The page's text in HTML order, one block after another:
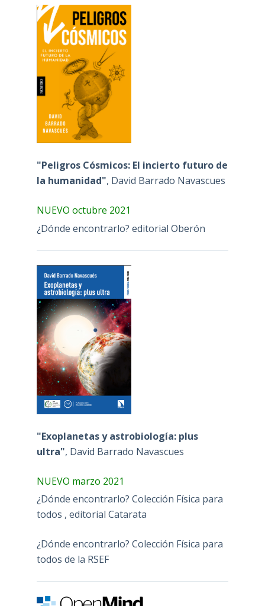
"Peligros Cósmicos: El incierto futuro de
la humanidad", David Barrado Navascues
NUEVO octubre 2021
¿Dónde encontrarlo? editorial Oberón
"Exoplanetas y astrobiología: plus
ultra", David Barrado Navascues
NUEVO marzo 2021
¿Dónde encontrarlo? Colección Física para
todos , editorial Catarata
¿Dónde encontrarlo? Colección Física para
todos de la RSEF